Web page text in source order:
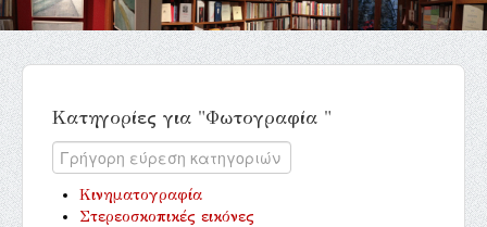
Επικοινωνία
Κατηγορίες για "Φωτογραφία "
Κινηματογραφία
Στερεοσκοπικές εικόνες